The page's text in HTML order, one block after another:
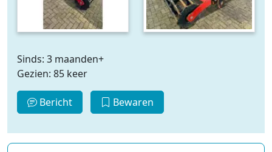
Sinds: 3 maanden+
Gezien: 85 keer
Bericht Bewaren